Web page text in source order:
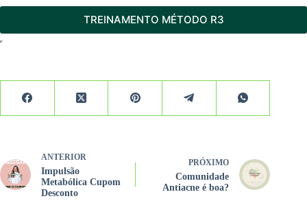
TREINAMENTO MÉTODO R3
ANTERIOR
Impulsão
Metabólica Cupom
Desconto
PRÓXIMO
Comunidade
Antiacne é boa?